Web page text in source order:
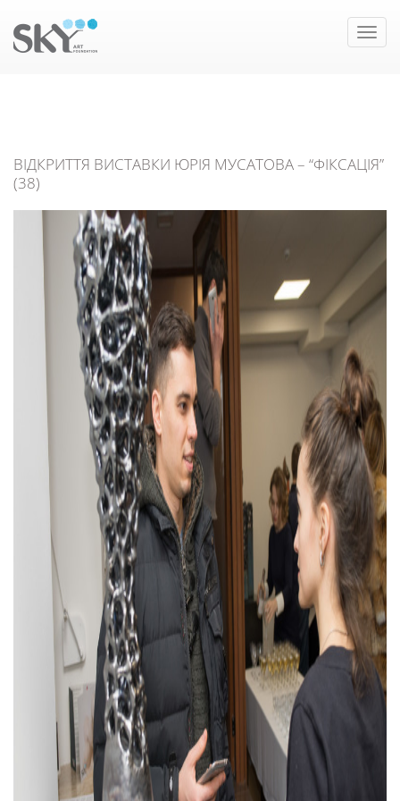
Toggle
ВІДКРИТТЯ ВИСТАВКИ ЮРІЯ МУСАТОВА – “ФІКСАЦІЯ”
(38)